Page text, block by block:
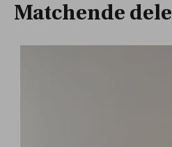
Matchende dele